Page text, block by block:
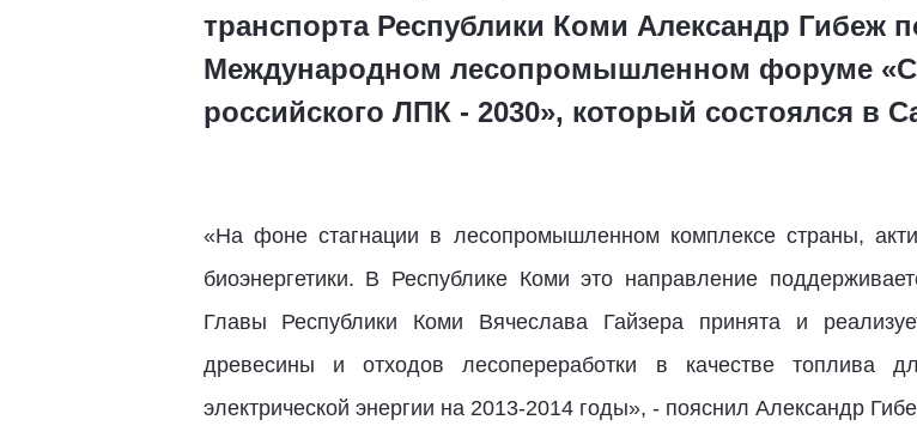
транспорта Республики Коми Александр Гибеж
Международном лесопромышленном форуме
российского ЛПК - 2030», который состоялся в
«На фоне стагнации в лесопромышленном комплексе страны,
биоэнергетики. В Республике Коми это направление
Главы Республики Коми Вячеслава Гайзера принята и
древесины и отходов лесопереработки в качестве топлива
электрической энергии на 2013-2014 годы», - пояснил Александр